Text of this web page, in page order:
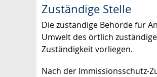
Zuständige Stelle
Die zuständige Behörde für
Umwelt des örtlich
Zuständigkeit vorliegen.
Nach der Immissionsschutz-